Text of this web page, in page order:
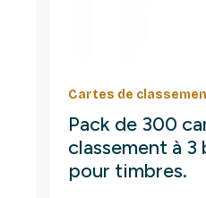
Cartes de
Pack de 300
classement à 3
pour timbres.